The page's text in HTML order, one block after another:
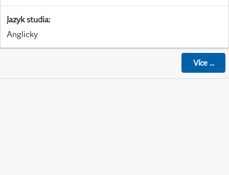
Jazyk studia:
Anglicky
Více...